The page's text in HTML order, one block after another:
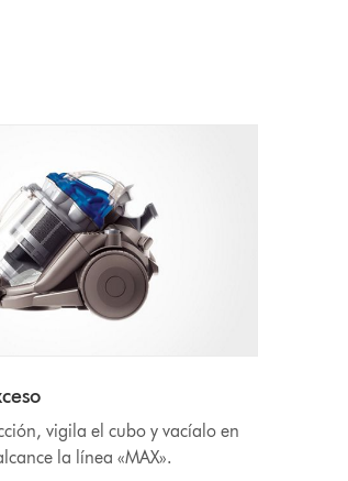
vigila el cubo y vacíalo en
la línea «MAX».